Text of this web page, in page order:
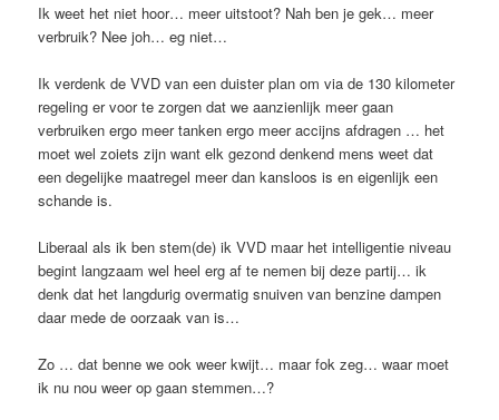
Ik weet het niet hoor… meer uitstoot? Nah ben je gek… meer
verbruik? Nee joh… eg niet…
Ik verdenk de VVD van een duister plan om via de 130 kilometer
regeling er voor te zorgen dat we aanzienlijk meer gaan
verbruiken ergo meer tanken ergo meer accijns afdragen … het
moet wel zoiets zijn want elk gezond denkend mens weet dat
een degelijke maatregel meer dan kansloos is en eigenlijk een
schande is.
Liberaal als ik ben stem(de) ik VVD maar het intelligentie niveau
begint langzaam wel heel erg af te nemen bij deze partij… ik
denk dat het langdurig overmatig snuiven van benzine dampen
daar mede de oorzaak van is…
Zo … dat benne we ook weer kwijt… maar fok zeg… waar moet
ik nu nou weer op gaan stemmen…?